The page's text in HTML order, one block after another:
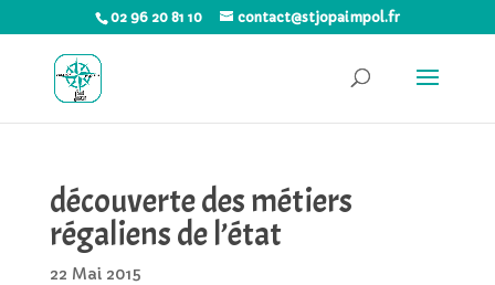
02 96 20 81 10 contact@stjopaimpol.fr
découverte des métiers
régaliens de l’état
22 Mai 2015